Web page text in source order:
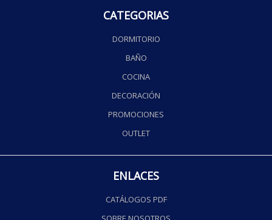
CATEGORIAS
DORMITORIO
BAÑO
COCINA
DECORACIÓN
PROMOCIONES
OUTLET
ENLACES
CATÁLOGOS PDF